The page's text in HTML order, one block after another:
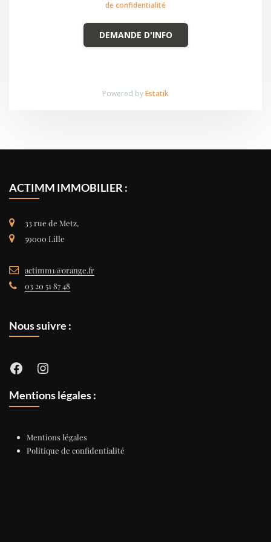
de confidentialité
DEMANDE D'INFO
Powered byEstatik
ACTIMM IMMOBILIER :
33 rue de Metz,
59000 Lille
actimm1@orange.fr
03 20 51 87 48
Nous suivre :
FacebookInstagram
Mentions légales :
Mentions légales
Politique de confidentialité